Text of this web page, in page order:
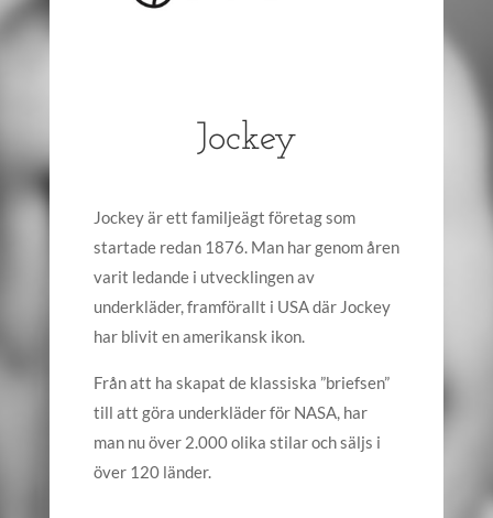
Jockey
Jockey är ett familjeägt företag som
startade redan 1876. Man har genom åren
varit ledande i utvecklingen av
underkläder, framförallt i USA där Jockey
har blivit en amerikansk ikon.
Från att ha skapat de klassiska ”briefsen”
till att göra underkläder för NASA, har
man nu över 2.000 olika stilar och säljs i
över 120 länder.